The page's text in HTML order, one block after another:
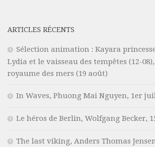
ARTICLES RÉCENTS
Sélection animation : Kayara
Lydia et le vaisseau des tempêtes (12-
royaume des mers (19 août)
In Waves, Phuong Mai Nguyen, 1er
Le héros de Berlin, Wolfgang Becker,
The last viking, Anders Thomas